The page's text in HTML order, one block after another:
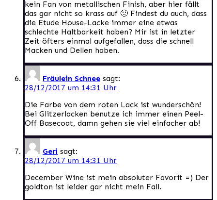
kein Fan von metallischen Finish, aber hier fällt
das gar nicht so krass auf 🙂 Findest du auch, dass
die Etude House-Lacke immer eine etwas
schlechte Haltbarkeit haben? Mir ist in letzter
Zeit öfters einmal aufgefallen, dass die schnell
Macken und Dellen haben.
Fräulein Schnee sagt:
28/12/2017 um 14:31 Uhr
Die Farbe von dem roten Lack ist wunderschön!
Bei Glitzerlacken benutze ich immer einen Peel-
Off Basecoat, damn gehen sie viel einfacher ab!
Geri sagt:
28/12/2017 um 14:31 Uhr
December Wine ist mein absoluter Favorit =) Der
goldton ist leider gar nicht mein Fall.